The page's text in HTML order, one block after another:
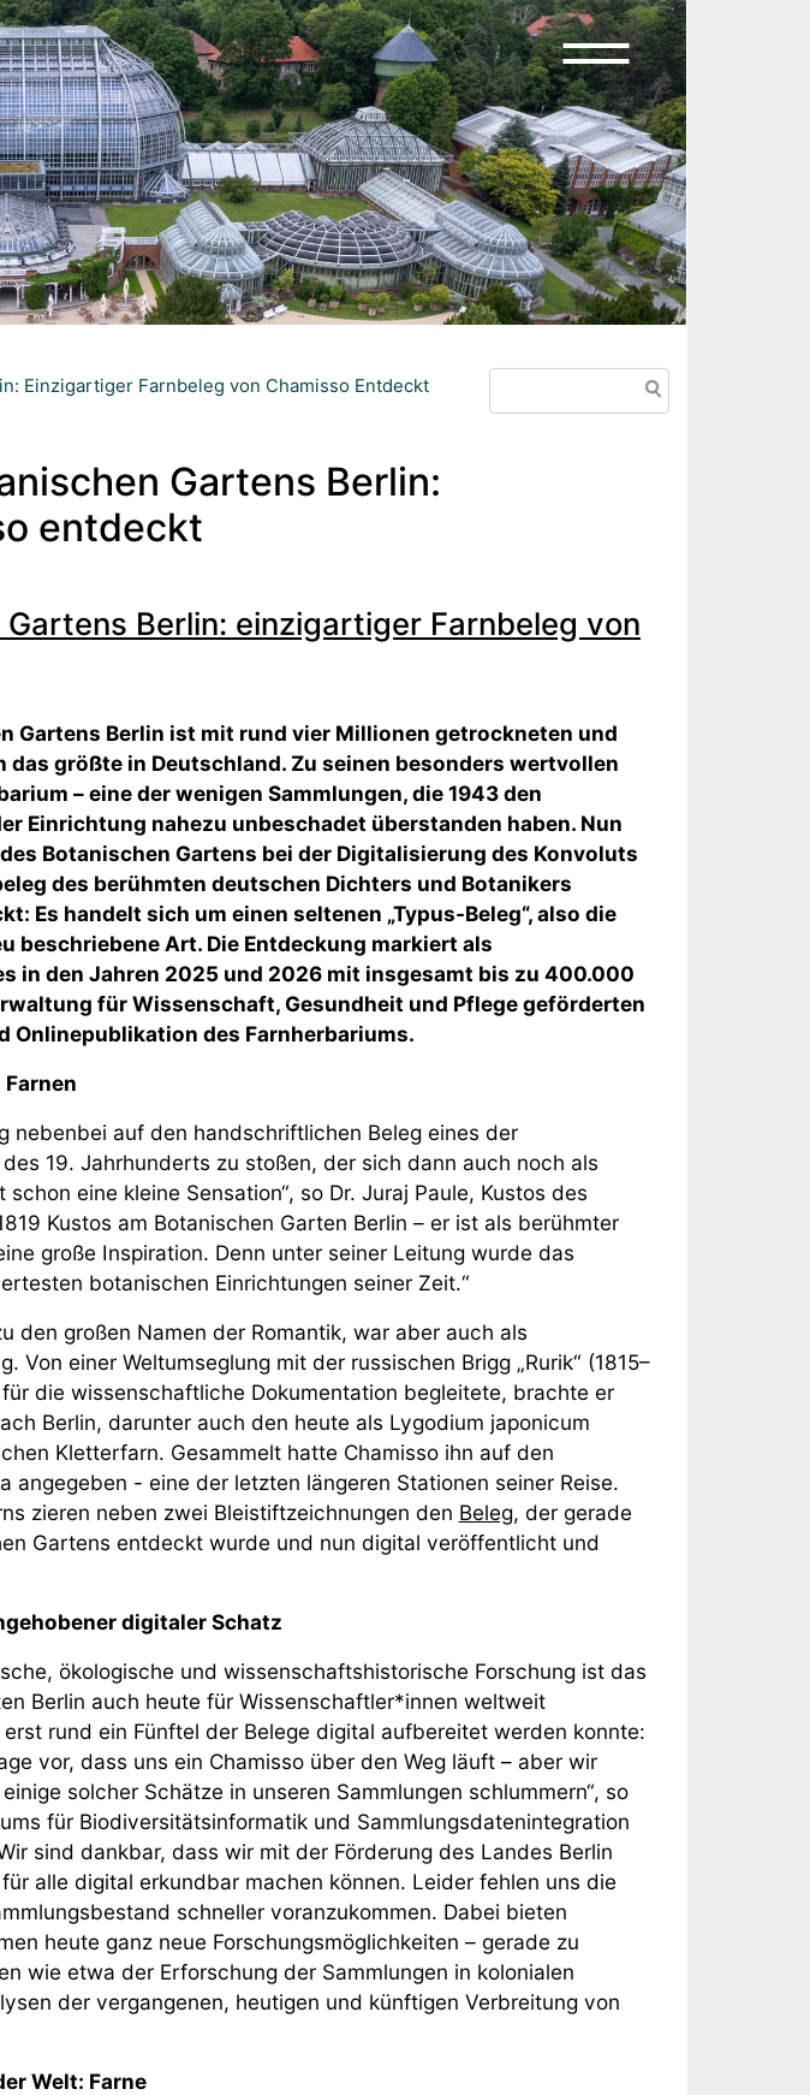
Einzigartiger Farnbeleg von Chamisso Entdeckt
Gartens Berlin:
entdeckt
Berlin: einzigartiger Farnbeleg von
Gartens Berlin ist mit rund vier Millionen getrockneten und
größte in Deutschland. Zu seinen besonders wertvollen
– eine der wenigen Sammlungen, die 1943 den
Einrichtung nahezu unbeschadet überstanden haben. Nun
Botanischen Gartens bei der Digitalisierung des Konvoluts
des berühmten deutschen Dichters und Botanikers
Es handelt sich um einen seltenen „Typus-Beleg“, also die
beschriebene Art. Die Entdeckung markiert als
in den Jahren 2025 und 2026 mit insgesamt bis zu 400.000
für Wissenschaft, Gesundheit und Pflege geförderten
Onlinepublikation des Farnherbariums.
nebenbei auf den handschriftlichen Beleg eines der
19. Jahrhunderts zu stoßen, der sich dann auch noch als
eine kleine Sensation“, so Dr. Juraj Paule, Kustos des
Kustos am Botanischen Garten Berlin – er ist als berühmter
große Inspiration. Denn unter seiner Leitung wurde das
botanischen Einrichtungen seiner Zeit.“
den großen Namen der Romantik, war aber auch als
Von einer Weltumseglung mit der russischen Brigg „Rurik“ (1815–
die wissenschaftliche Dokumentation begleitete, brachte er
Berlin, darunter auch den heute als Lygodium japonicum
Kletterfarn. Gesammelt hatte Chamisso ihn auf den
angegeben - eine der letzten längeren Stationen seiner Reise.
zieren neben zwei Bleistiftzeichnungen den Beleg, der gerade
Gartens entdeckt wurde und nun digital veröffentlicht und
digitaler Schatz
ökologische und wissenschaftshistorische Forschung ist das
Berlin auch heute für Wissenschaftler*innen weltweit
rund ein Fünftel der Belege digital aufbereitet werden konnte:
vor, dass uns ein Chamisso über den Weg läuft – aber wir
solcher Schätze in unseren Sammlungen schlummern“, so
für Biodiversitätsinformatik und Sammlungsdatenintegration
sind dankbar, dass wir mit der Förderung des Landes Berlin
alle digital erkundbar machen können. Leider fehlen uns die
schneller voranzukommen. Dabei bieten
heute ganz neue Forschungsmöglichkeiten – gerade zu
wie etwa der Erforschung der Sammlungen in kolonialen
der vergangenen, heutigen und künftigen Verbreitung von
Welt: Farne